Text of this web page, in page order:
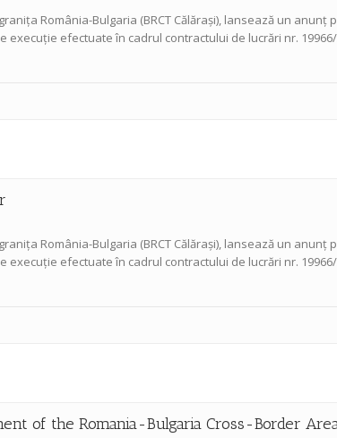
România-Bulgaria (BRCT Călărași), lansează un
efectuate în cadrul contractului de lucrări nr. 19966/
România-Bulgaria (BRCT Călărași), lansează un
efectuate în cadrul contractului de lucrări nr. 19966/
of the Romania-Bulgaria Cross-Border